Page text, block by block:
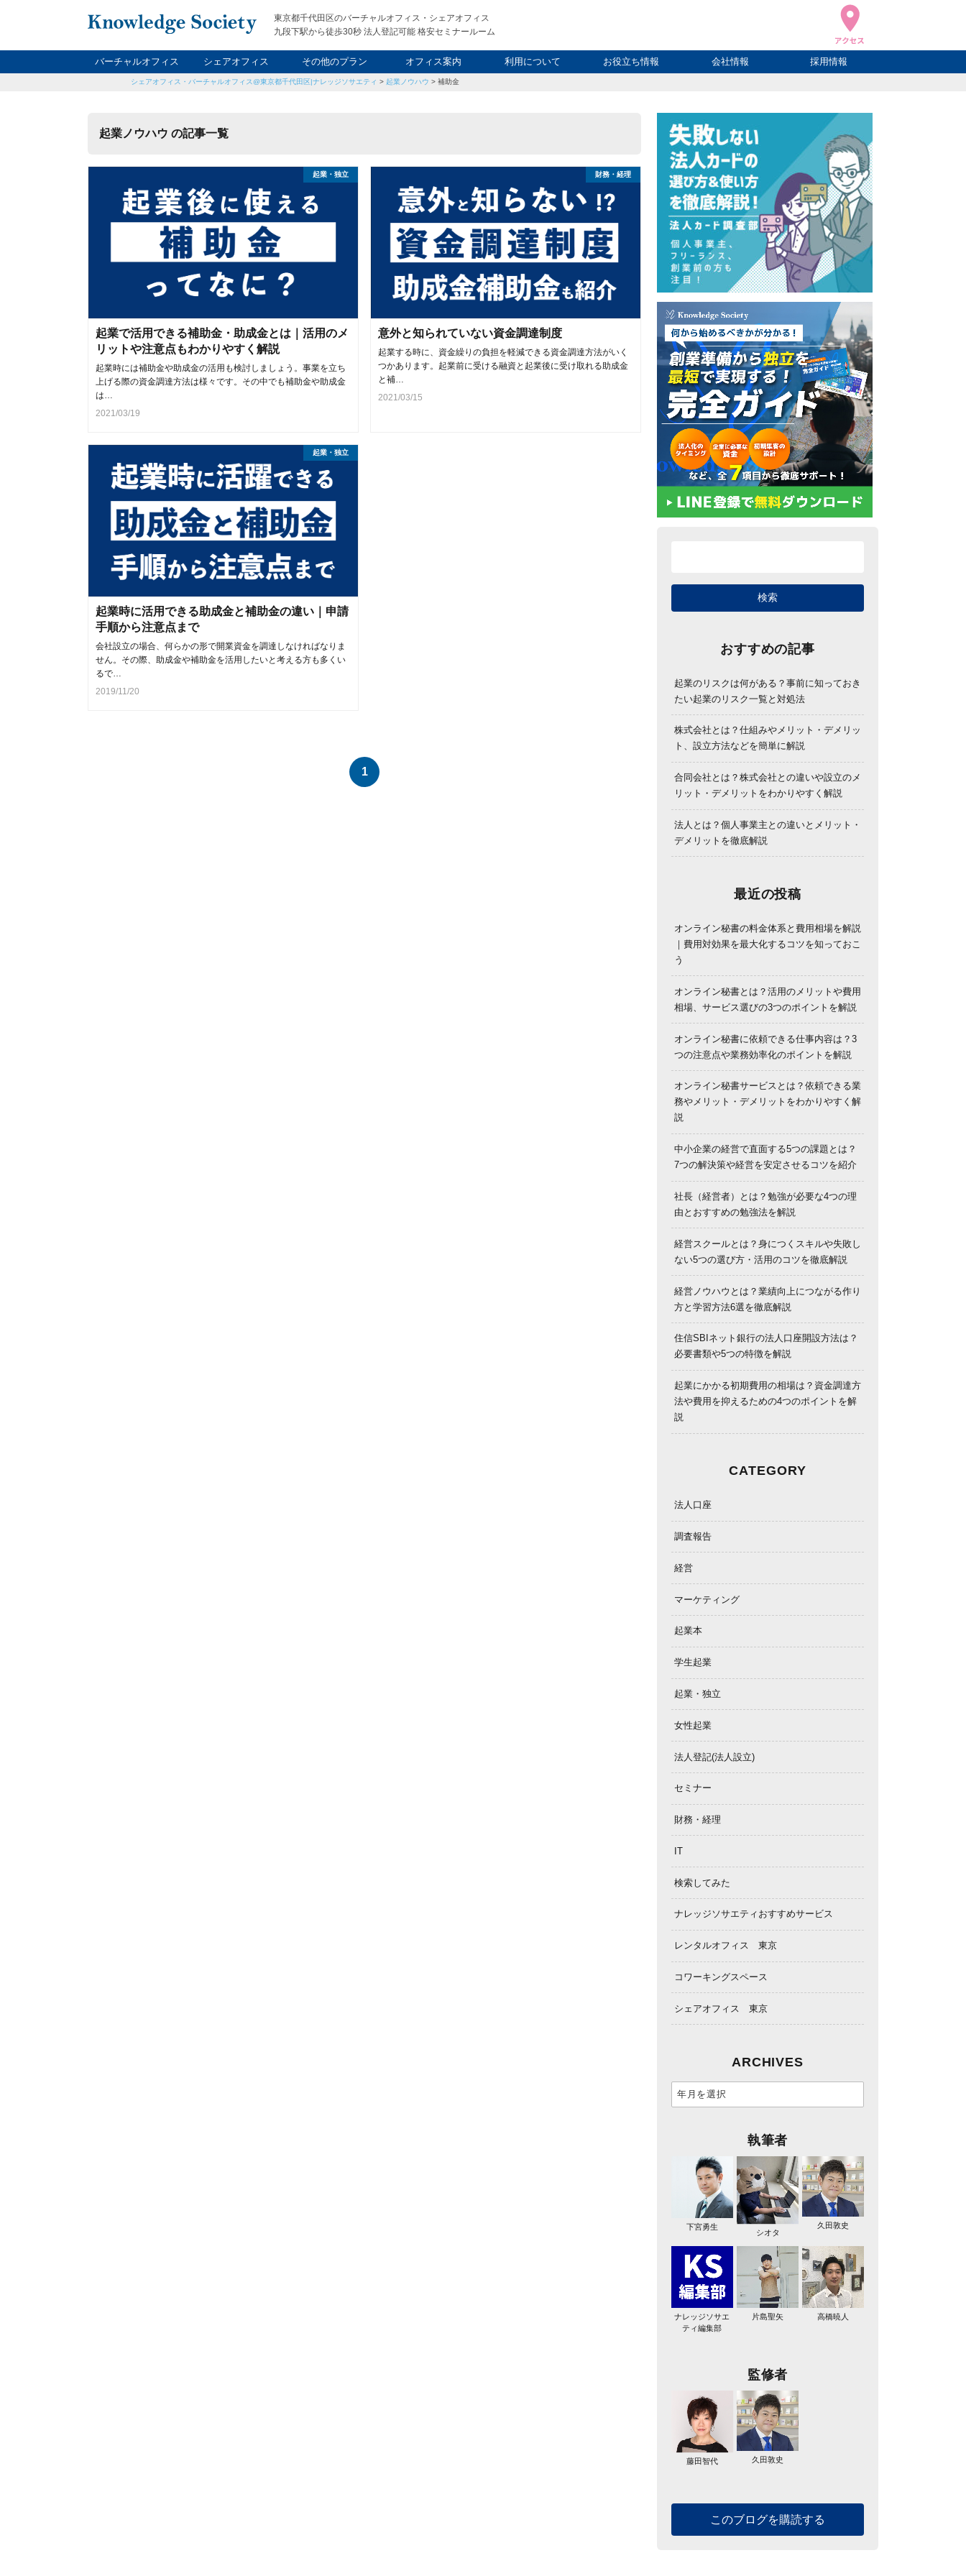
東京都千代田区のバーチャルオフィス・シェアオフィス
九段下駅から徒歩30秒 法人登記可能 格安セミナールーム
バーチャルオフィス シェアオフィス その他のプラン
レンタルオフィス
ナイト&ウィークエンド
貸し会議室
オフィス案内 利用について お役立ち情報 会社情報 採用情報
シェアオフィス・バーチャルオフィス@東京都千代田区|ナレッジソサエティ > 起業ノウハウ > 補助金
起業ノウハウ の記事一覧
起業で活用できる補助金・助成金とは｜活用のメ
リットや注意点もわかりやすく解説
起業時には補助金や助成金の活用も検討しましょう。事業を立ち
上げる際の資金調達方法は様々です。その中でも補助金や助成金
は…
2021/03/19
起業・独立
意外と知られていない資金調達制度
起業する時に、資金繰りの負担を軽減できる資金調達方法がいく
つかあります。起業前に受ける融資と起業後に受け取れる助成金
と補…
2021/03/15
財務・経理
起業時に活用できる助成金と補助金の違い｜申請
手順から注意点まで
会社設立の場合、何らかの形で開業資金を調達しなければなりま
せん。その際、助成金や補助金を活用したいと考える方も多くい
るで…
2019/11/20
起業・独立
1
おすすめの記事
起業のリスクは何がある？事前に知っておき
たい起業のリスク一覧と対処法
株式会社とは？仕組みやメリット・デメリッ
ト、設立方法などを簡単に解説
合同会社とは？株式会社との違いや設立のメ
リット・デメリットをわかりやすく解説
法人とは？個人事業主との違いとメリット・
デメリットを徹底解説
最近の投稿
オンライン秘書の料金体系と費用相場を解説
｜費用対効果を最大化するコツを知っておこ
う
オンライン秘書とは？活用のメリットや費用
相場、サービス選びの3つのポイントを解説
オンライン秘書に依頼できる仕事内容は？3
つの注意点や業務効率化のポイントを解説
オンライン秘書サービスとは？依頼できる業
務やメリット・デメリットをわかりやすく解
説
中小企業の経営で直面する5つの課題とは？
7つの解決策や経営を安定させるコツを紹介
社長（経営者）とは？勉強が必要な4つの理
由とおすすめの勉強法を解説
経営スクールとは？身につくスキルや失敗し
ない5つの選び方・活用のコツを徹底解説
経営ノウハウとは？業績向上につながる作り
方と学習方法6選を徹底解説
住信SBIネット銀行の法人口座開設方法は？
必要書類や5つの特徴を解説
起業にかかる初期費用の相場は？資金調達方
法や費用を抑えるための4つのポイントを解
説
CATEGORY
法人口座
調査報告
経営
マーケティング
起業本
学生起業
起業・独立
女性起業
法人登記(法人設立)
セミナー
財務・経理
IT
検索してみた
ナレッジソサエティおすすめサービス
レンタルオフィス 東京
コワーキングスペース
シェアオフィス 東京
ARCHIVES
執筆者
下宮勇生
シオタ
久田敦史
ナレッジソサエ
ティ編集部
片島聖矢 高橋暁人
監修者
藤田智代 久田敦史
このブログを購読する